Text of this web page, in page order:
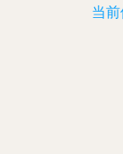
当前